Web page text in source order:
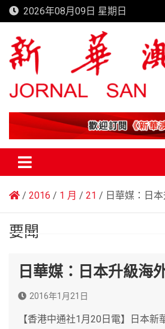
Skip
to
content
2026年08月09日 星期日
新華澳報
2016 1 月 21 日華媒：日
要聞
日華媒：日本升級海
2016年1月21日
【香港中通社1月20日電】日本新